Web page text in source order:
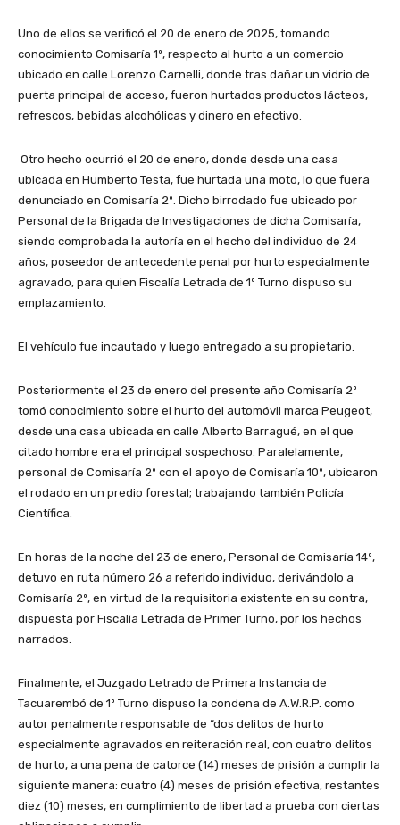
Uno de ellos se verificó el 20 de enero de 2025, tomando
conocimiento Comisaría 1º, respecto al hurto a un comercio
ubicado en calle Lorenzo Carnelli, donde tras dañar un vidrio de
puerta principal de acceso, fueron hurtados productos lácteos,
refrescos, bebidas alcohólicas y dinero en efectivo.
Otro hecho ocurrió el 20 de enero, donde desde una casa
ubicada en Humberto Testa, fue hurtada una moto, lo que fuera
denunciado en Comisaría 2º. Dicho birrodado fue ubicado por
Personal de la Brigada de Investigaciones de dicha Comisaría,
siendo comprobada la autoría en el hecho del individuo de 24
años, poseedor de antecedente penal por hurto especialmente
agravado, para quien Fiscalía Letrada de 1º Turno dispuso su
emplazamiento.
El vehículo fue incautado y luego entregado a su propietario.
Posteriormente el 23 de enero del presente año Comisaría 2º
tomó conocimiento sobre el hurto del automóvil marca Peugeot,
desde una casa ubicada en calle Alberto Barragué, en el que
citado hombre era el principal sospechoso. Paralelamente,
personal de Comisaría 2º con el apoyo de Comisaría 10º, ubicaron
el rodado en un predio forestal; trabajando también Policía
Científica.
En horas de la noche del 23 de enero, Personal de Comisaría 14º,
detuvo en ruta número 26 a referido individuo, derivándolo a
Comisaría 2º, en virtud de la requisitoria existente en su contra,
dispuesta por Fiscalía Letrada de Primer Turno, por los hechos
narrados.
Finalmente, el Juzgado Letrado de Primera Instancia de
Tacuarembó de 1º Turno dispuso la condena de A.W.R.P. como
autor penalmente responsable de “dos delitos de hurto
especialmente agravados en reiteración real, con cuatro delitos
de hurto, a una pena de catorce (14) meses de prisión a cumplir la
siguiente manera: cuatro (4) meses de prisión efectiva, restantes
diez (10) meses, en cumplimiento de libertad a prueba con ciertas